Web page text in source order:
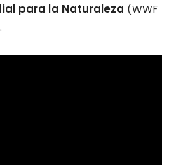
para la Naturaleza (WWF